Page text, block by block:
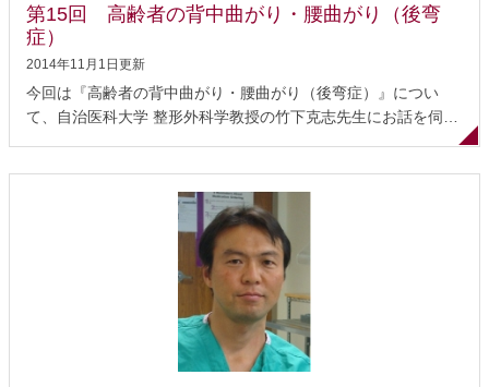
く）とよばれるゼリー状の組織で、その周辺を線維の層（線維
輪：せんいりん）が取り囲んでいます。この髄核や線維輪が脊
椎の後方にはみ出して神経（...
第15回 高齢者の背中曲がり・腰曲がり（後弯
症）
2014年11月1日更新
今回は『高齢者の背中曲がり・腰曲がり（後弯症）』につい
て、自治医科大学 整形外科学教授の竹下克志先生にお話を伺い
ション学会）評議員を務められるスペシャリストです。 背中曲
がり・腰曲がり（後弯症）とは 高齢者の背中曲がり・腰曲がり
（後弯症）の原因 女性に多い病気 症状 診断 内臓への影響：逆
流性食道炎 治療 手術を受ける前に まとめ 背中曲がり・腰曲が
り（後弯症）とは 背骨（脊柱）は、前後の方向から見るとほぼ
真っ直ぐで、横から見ると首（頚椎）、胸（胸椎）、腰（腰
椎）の部分でそれぞれ前後に弯曲しています（図1）。頚椎と腰
椎が前弯といって前に出た形、胸椎が後弯といって後ろに出た